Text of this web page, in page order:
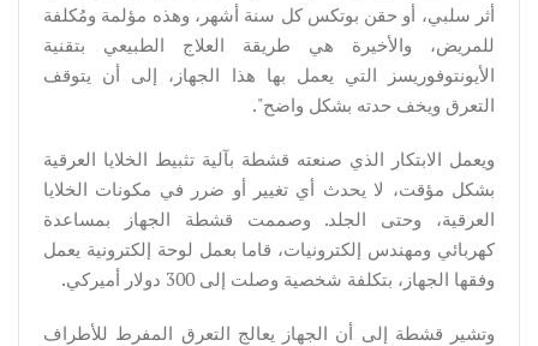
أثر سلبي، أو حقن بوتكس كل سنة أشهر، وهذه مؤلمة ومُكلفة
للمريض، والأخيرة هي طريقة العلاج الطبيعي بتقنية
الأيونتوفوريسز التي يعمل بها هذا الجهاز، إلى أن يتوقف
التعرق ويخف حدته بشكل واضح".
ويعمل الابتكار الذي صنعته قشطة بآلية تثبيط الخلايا العرقية
بشكل مؤقت، لا يحدث أي تغيير أو ضرر في مكونات الخلايا
العرقية، وحتى الجلد. وصممت قشطة الجهاز بمساعدة
كهربائي ومهندس إلكترونيات، قاما بعمل لوحة إلكترونية يعمل
وفقها الجهاز، بتكلفة شخصية وصلت إلى 300 دولار أميركي.
وتشير قشطة إلى أن الجهاز يعالج التعرق المفرط للأطراف